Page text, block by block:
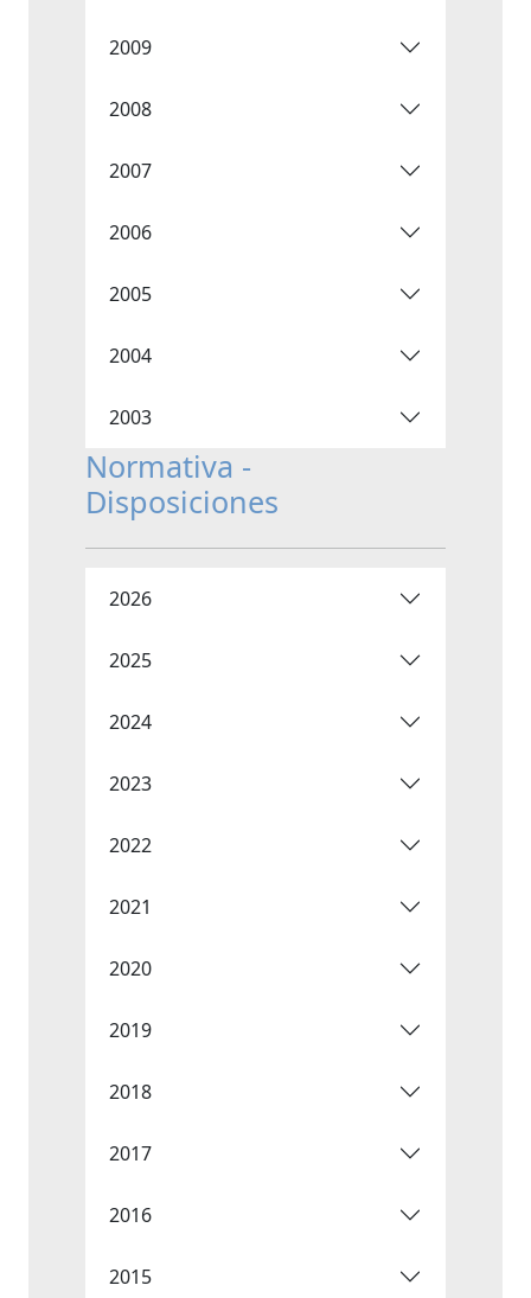
2009
2008
2007
2006
2005
2004
2003
Normativa -
Disposiciones
2026
2025
2024
2023
2022
2021
2020
2019
2018
2017
2016
2015